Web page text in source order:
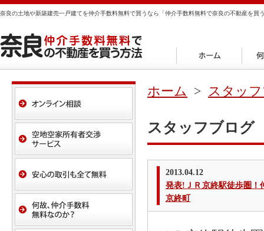
奈良の土地や新築建売一戸建てを仲介手数料無料で買うなら「仲介手数料無料で奈良の不動産を買
ホーム > スタッ
スタッフブログ
2013.04.12
発表!ＪＲ京終駅徒歩圏！
京終町